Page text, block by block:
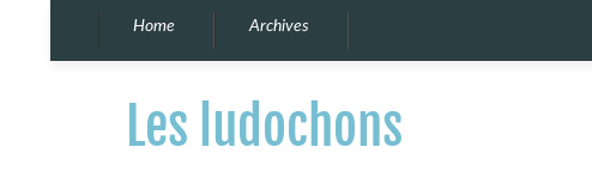
Home Archives
Les ludochons